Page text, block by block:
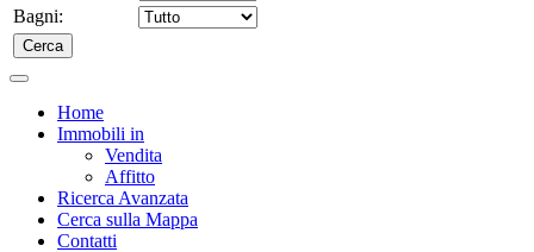
Bagni:
Home
Immobili in
Vendita
Affitto
Ricerca Avanzata
Cerca sulla Mappa
Contatti